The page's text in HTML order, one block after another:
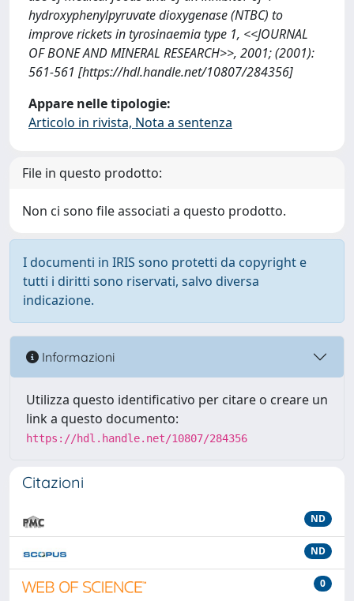
hydroxyphenylpyruvate dioxygenase (NTBC) to
improve rickets in tyrosinaemia type 1, <<JOURNAL
OF BONE AND MINERAL RESEARCH>>, 2001; (2001):
561-561 [https://hdl.handle.net/10807/284356]
Appare nelle tipologie:
Articolo in rivista, Nota a sentenza
File in questo prodotto:
Non ci sono file associati a questo prodotto.
I documenti in IRIS sono protetti da copyright e
tutti i diritti sono riservati, salvo diversa
indicazione.
Informazioni
Utilizza questo identificativo per citare o creare un
link a questo documento:
https://hdl.handle.net/10807/284356
Citazioni
ND
ND
0